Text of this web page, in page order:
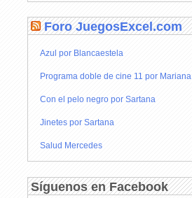
Foro JuegosExcel.com
Azul por Blancaestela
Programa doble de cine 11 por Mariana
Con el pelo negro por Sartana
Jinetes por Sartana
Salud Mercedes
Síguenos en Facebook